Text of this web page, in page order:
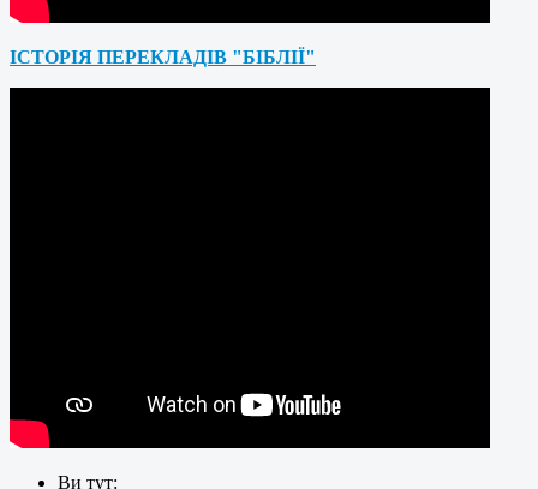
ІСТОРІЯ ПЕРЕКЛАДІВ "БІБЛІЇ"
Ви тут: